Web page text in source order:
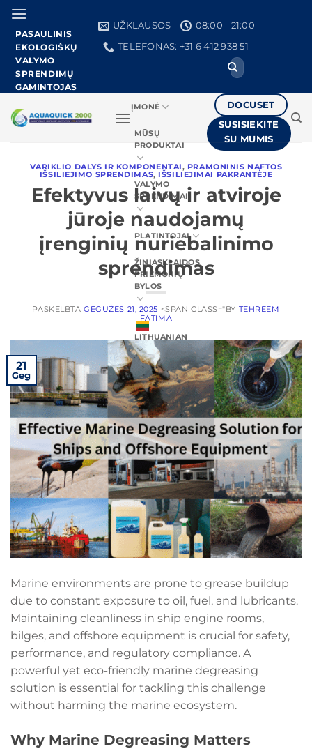
Pereiti
turinio
PASAULINIS
EKOLOGIŠKŲ
VALYMO
SPRENDIMŲ
GAMINTOJAS
UŽKLAUSOS
08:00 - 21:00
TELEFONAS: +31 6 412 938 51
Ieškoti:
ĮMONĖ
MŪSŲ
PRODUKTAI
VALYMO
SPRENDIMAI
PLATINTOJAI
ŽINIASKLAIDOS
PRIEMONIŲ
BYLOS
LITHUANIAN
DOCUSET
SUSISIEKITE
SU MUMIS
VARIKLIO DALYS IR KOMPONENTAI, PRAMONINIS NAFTOS
IŠSILIEJIMO SPRENDIMAS, IŠSILIEJIMAI PAKRANTĖJE
Efektyvus laivų ir atviroje
jūroje naudojamų
įrenginių nuriebalinimo
sprendimas
PASKELBTAGEGUŽĖS 21, 2025 <SPAN CLASS="BY TEHREEM
FATIMA
21
Geg
Marine environments are prone to grease buildup
due to constant exposure to oil, fuel, and lubricants.
Maintaining cleanliness in ship engine rooms,
bilges, and offshore equipment is crucial for safety,
performance, and regulatory compliance. A
powerful yet eco-friendly marine degreasing
solution is essential for tackling this challenge
without harming the marine ecosystem.
Why Marine Degreasing Matters